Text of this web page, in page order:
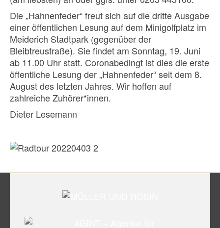
Die „Hahnenfeder“ freut sich auf die dritte Ausgabe
einer öffentlichen Lesung auf dem Minigolfplatz im
Meiderich Stadtpark (gegenüber der
Bleibtreustraße). Sie findet am Sonntag, 19. Juni
ab 11.00 Uhr statt. Coronabedingt ist dies die erste
öffentliche Lesung der „Hahnenfeder“ seit dem 8.
August des letzten Jahres. Wir hoffen auf
zahlreiche Zuhörer*innen.
Dieter Lesemann